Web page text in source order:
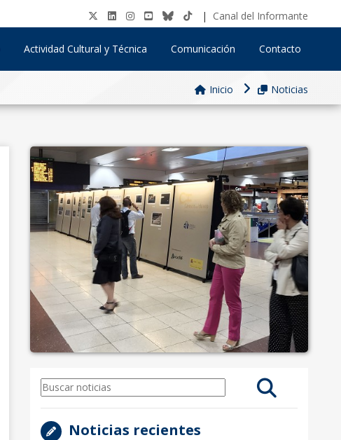
| Canal del Informante
Actividad Cultural y Técnica Comunicación Contacto
Inicio Noticias
Noticias recientes